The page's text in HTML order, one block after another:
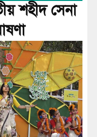
শহীদ সেনা